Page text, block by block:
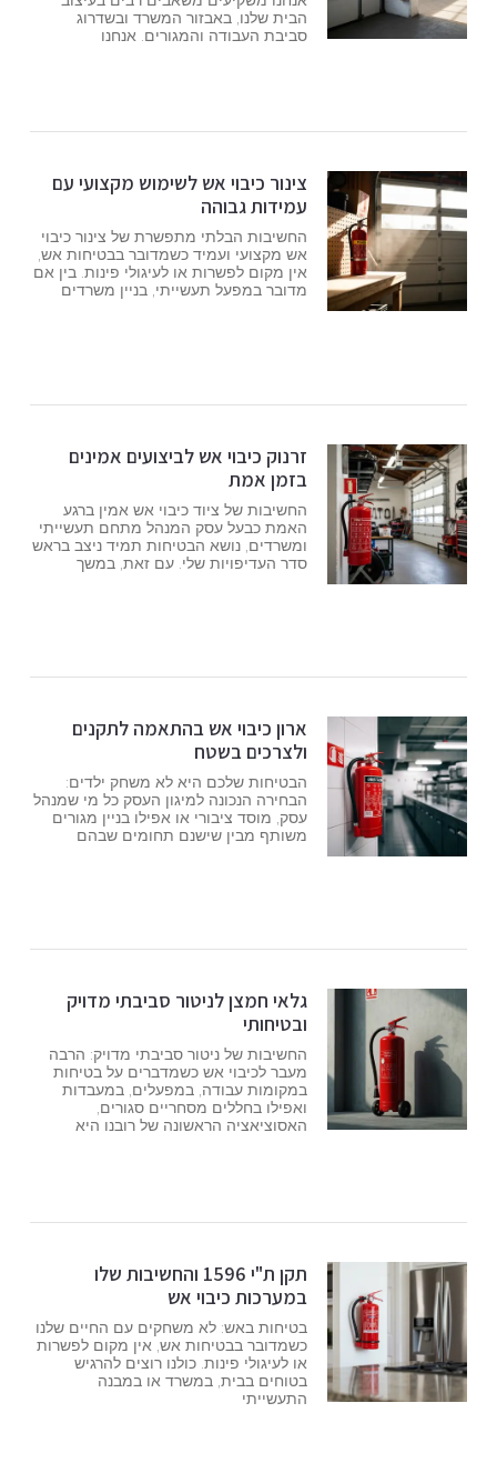
הבית שלנו, באבזור המשרד ובשדרוג
סביבת העבודה והמגורים. אנחנו
צינור כיבוי אש לשימוש מקצועי עם
עמידות גבוהה
החשיבות הבלתי מתפשרת של צינור כיבוי
אש מקצועי ועמיד כשמדובר בבטיחות אש,
אין מקום לפשרות או לעיגולי פינות. בין אם
מדובר במפעל תעשייתי, בניין משרדים
זרנוק כיבוי אש לביצועים אמינים
בזמן אמת
החשיבות של ציוד כיבוי אש אמין ברגע
האמת כבעל עסק המנהל מתחם תעשייתי
ומשרדים, נושא הבטיחות תמיד ניצב בראש
סדר העדיפויות שלי. עם זאת, במשך
ארון כיבוי אש בהתאמה לתקנים
ולצרכים בשטח
הבטיחות שלכם היא לא משחק ילדים:
הבחירה הנכונה למיגון העסק כל מי שמנהל
עסק, מוסד ציבורי או אפילו בניין מגורים
משותף מבין שישנם תחומים שבהם
גלאי חמצן לניטור סביבתי מדויק
ובטיחותי
החשיבות של ניטור סביבתי מדויק: הרבה
מעבר לכיבוי אש כשמדברים על בטיחות
במקומות עבודה, במפעלים, במעבדות
ואפילו בחללים מסחריים סגורים,
האסוציאציה הראשונה של רובנו היא
תקן ת"י 1596 והחשיבות שלו
במערכות כיבוי אש
בטיחות באש: לא משחקים עם החיים שלנו
כשמדובר בבטיחות אש, אין מקום לפשרות
או לעיגולי פינות. כולנו רוצים להרגיש
בטוחים בבית, במשרד או במבנה
התעשייתי